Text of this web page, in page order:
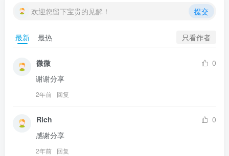
欢迎您留下宝贵的见解！ 提交
最新 最热 只看作者
微微
0
谢谢分享
2年前 回复
Rich
0
感谢分享
2年前 回复